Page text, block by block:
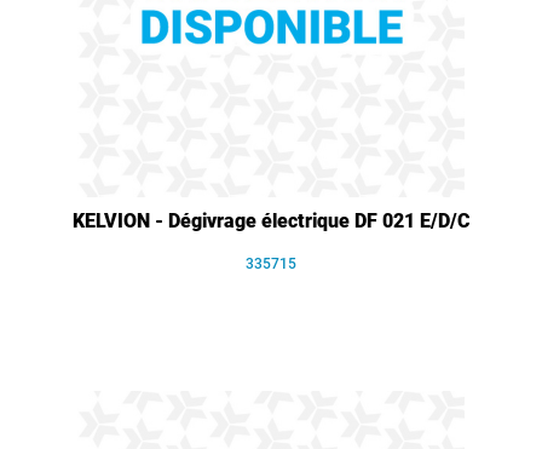
KELVION - Dégivrage électrique DF 021 E/D/C
335715